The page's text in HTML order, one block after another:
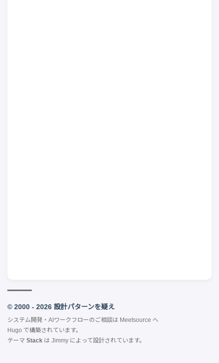
© 2000 - 2026 設計パターンを疑え
システム開発・AIワークフローのご相談は Meetsource へ
Hugo で構築されています。
テーマ Stack は Jimmy によって設計されています。